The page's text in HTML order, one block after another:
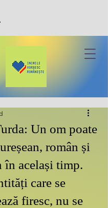
Un om poate
român și
în același timp.
care se
firesc, nu se